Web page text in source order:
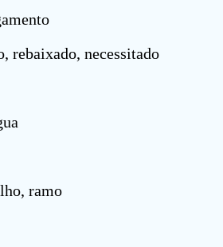
rebaixado, necessitado
ramo